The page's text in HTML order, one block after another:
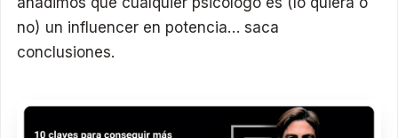
no) un influencer en potencia… saca
conclusiones.